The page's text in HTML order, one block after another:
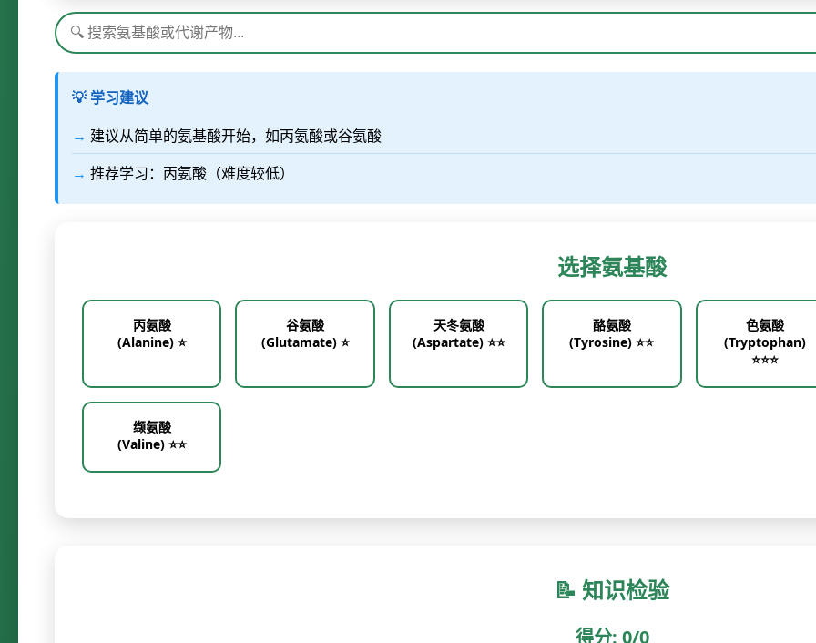
💡 学习建议
建议从简单的氨基酸开始，如丙氨酸或谷氨酸
推荐学习：丙氨酸（难度较低）
选择氨基酸
丙氨酸
(Alanine) ⭐
谷氨酸
(Glutamate) ⭐
天冬氨酸
(Aspartate) ⭐⭐
酪氨酸
(Tyrosine) ⭐⭐
色氨酸
(Tryptophan)
⭐⭐⭐
缬氨酸
(Valine) ⭐⭐
📝 知识检验
得分: 0/0